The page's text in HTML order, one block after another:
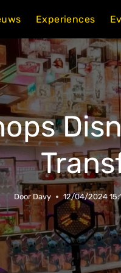
Experiences
Door Davy 12/04/2024